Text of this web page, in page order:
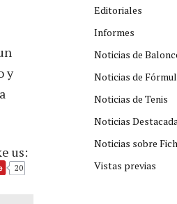
y
us:
20
Editoriales
Informes
Noticias de
Noticias de
Noticias de Tenis
Noticias
Noticias sobre
Vistas previas